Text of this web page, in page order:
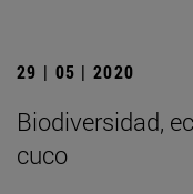
29 | 05 | 2020
Biodiversidad,
cuco